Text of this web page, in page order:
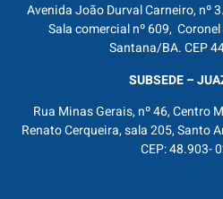
Avenida João Durval Carneiro, nº
Sala comercial nº 609,
Santana/BA. CEP
SUBSEDE –
Rua Minas Gerais, nº 46, Centro
Renato Cerqueira, sala 205, Santo
CEP: 48.903-